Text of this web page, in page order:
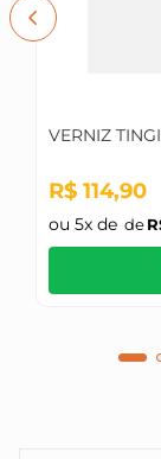
VERNIZ
R$ 114,90
ou 5x de